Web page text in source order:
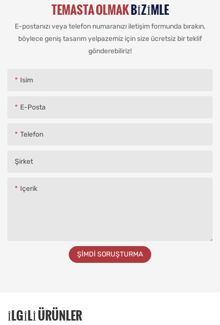
TEMASTA OLMAKBIZIMLE
E-postanızı veya telefon numaranızı iletişim formunda bırakın,
böylece geniş tasarım yelpazemiz için size ücretsiz bir teklif
gönderebiliriz!
Isim
E-Posta
Telefon
Şirket
Içerik
ŞIMDI SORUŞTURMA
İLGILI ÜRÜNLER